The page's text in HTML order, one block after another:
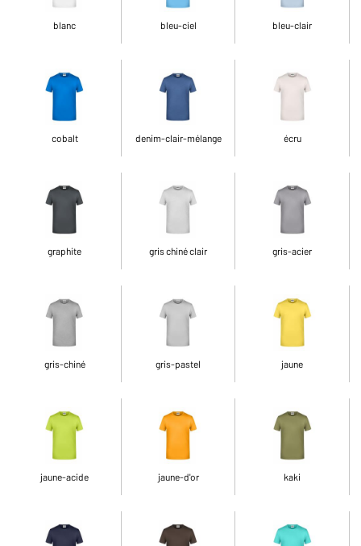
blanc bleu-ciel bleu-clair
cobalt denim-clair-mélange écru
graphite gris chiné clair gris-acier
gris-chiné gris-pastel jaune
jaune-acide jaune-d'or kaki